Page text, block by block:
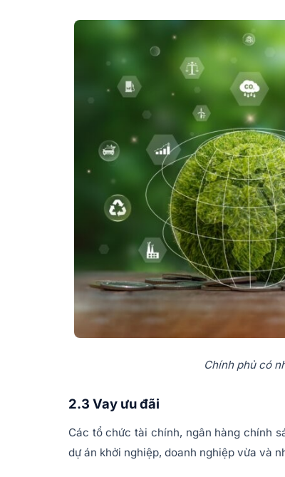
Chính phủ có
2.3 Vay ưu đãi
Các tổ chức tài chính, ngân hàng chính
dự án khởi nghiệp, doanh nghiệp vừa và